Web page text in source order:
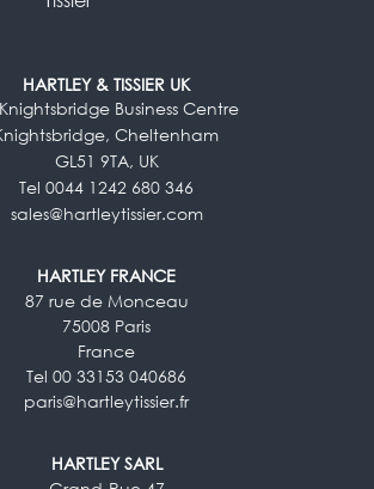
HARTLEY & TISSIER UK
Business Centre
Cheltenham
GL51 9TA, UK
Tel 0044 1242 680 346
sales@hartleytissier.com
HARTLEY FRANCE
87 rue de Monceau
75008 Paris
France
Tel 00 33153 040686
paris@hartleytissier.fr
HARTLEY SARL